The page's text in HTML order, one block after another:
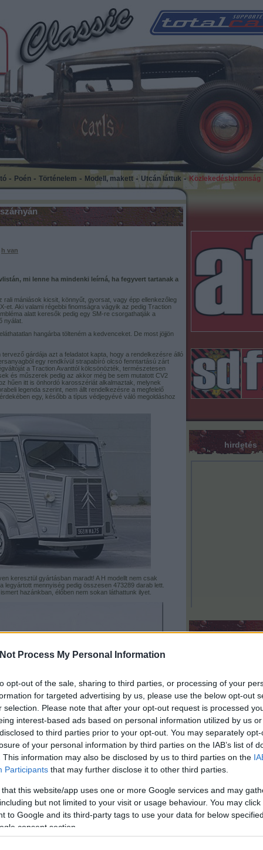
Process My Personal Information
opt-out of the sale, sharing to third parties, or processing of your
for targeted advertising by us, please use the below opt-out
selection. Please note that after your opt-out request is processed
interest-based ads based on personal information utilized by us
to third parties prior to your opt-out. You may separately
of your personal information by third parties on the IAB’s list of
This information may also be disclosed by us to third parties on the
Participants that may further disclose it to other third parties.
that this website/app uses one or more Google services and may
but not limited to your visit or usage behaviour. You may
to Google and its third-party tags to use your data for below
consent section.
- Poén- Történelem - Modell, makett- Utcán láttuk - Közlekedésbiztonság
hirdetés
keresés
beszóltak
Adani:vonatoznak
Napfény Expressz
bud...(2025.04.14.
hagyd abba, Laci!
a Mercedes motor,
( 2025.04.14. 15:16
abba, Laci!
Van ilyen a világon?
hoszigetelor...(
MAZ 7907 - a
közszolgálatiság
h van
mi lenne ha mindenki leírná, ha fegyvert tartanak a
rali mániások kicsit, könnyűt, gyorsat, vagy épp ellenkezőleg
et. Aki valami régebbi finomságra vágyik az pedig Traction
alatt keresők pedig egy SM-re csorgathatják a
nyálat.
hangárba tölteném a kedvenceket. De most jöjjön
gárdája azt a feladatot kapta, hogy a rendelkezésre álló
egy rendkívül strapabíró olcsó fenntartású zárt
a Traction Avanttól kölcsönözték, természetesen
és műszerek pedig az akkor még be sem mutatott CV2
hűen itt is önhordó karosszériát alkalmaztak, melynek
legenda szerint, nem állt rendelkezésre a megfelelő
egy, később a típus védjegyévé váló megoldáshoz
keresztül gyártásban maradt! A H modellt nem csak
legyártott mennyiség pedig összesen 473289 darab lett.
hazánkban, élőben nem sokan láthattunk ilyet.